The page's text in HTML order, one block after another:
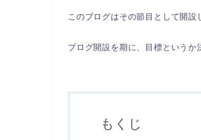
このブログはその節目として開設
ブログ開設を期に、目標というか
もくじ